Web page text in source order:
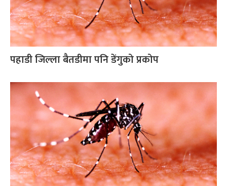
पहाडी जिल्ला बैतडीमा पनि डेंगुको प्रकोप